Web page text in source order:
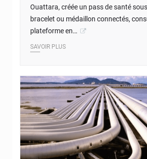
Ouattara, créée un pass de santé
bracelet ou médaillon connectés,
plateforme en…
SAVOIR PLUS